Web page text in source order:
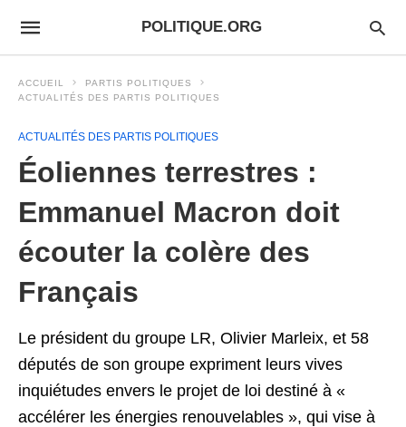
POLITIQUE.ORG
ACCUEIL
PARTIS POLITIQUES
ACTUALITÉS DES PARTIS POLITIQUES
ACTUALITÉS DES PARTIS POLITIQUES
Éoliennes terrestres :
Emmanuel Macron doit
écouter la colère des
Français
Le président du groupe LR, Olivier Marleix, et 58
députés de son groupe expriment leurs vives
inquiétudes envers le projet de loi destiné à «
accélérer les énergies renouvelables », qui vise à